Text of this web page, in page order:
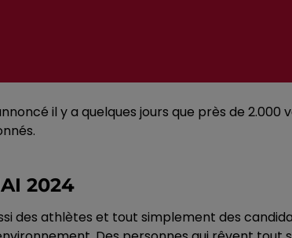
il y a quelques jours que près de 2.000
2024
des athlètes et tout simplement des